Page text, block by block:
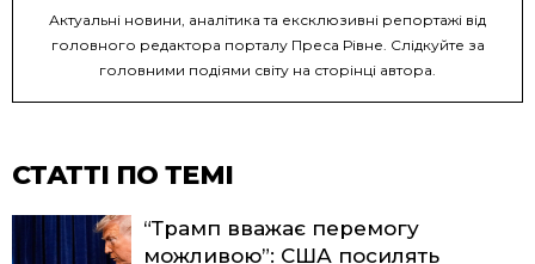
Актуальні новини, аналітика та ексклюзивні репортажі від
головного редактора порталу Преса Рівне. Слідкуйте за
головними подіями світу на сторінці автора.
СТАТТІ ПО ТЕМІ
“Трамп вважає перемогу
можливою”: США посилять